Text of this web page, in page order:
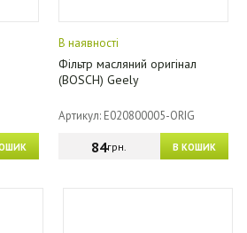
В наявності
Фільтр масляний оригінал
(BOSCH) Geely
Артикул: E020800005-ORIG
В КОШИК
84грн.